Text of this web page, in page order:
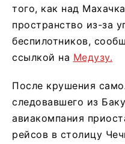
того, как над
пространство из-за
беспилотников,
ссылкой на Медузу.
После крушения
следовавшего из
авиакомпания
рейсов в столицу